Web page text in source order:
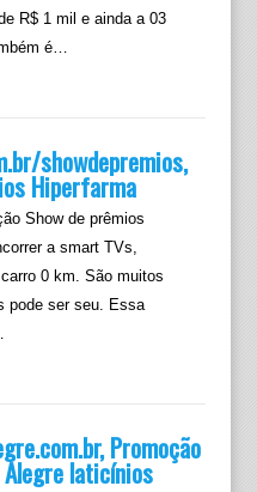
R$ 1 mil e ainda a 03
é…
showdepremios,
Hiperfarma
Show de prêmios
a smart TVs,
0 km. São muitos
pode ser seu. Essa
Promoção
laticínios